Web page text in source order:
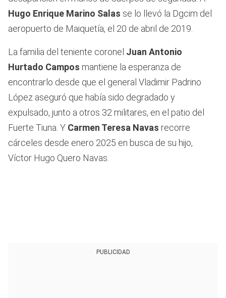
Hugo Enrique Marino Salas se lo llevó la Dgcim del
aeropuerto de Maiquetía, el 20 de abril de 2019.
La familia del teniente coronel Juan Antonio
Hurtado Campos mantiene la esperanza de
encontrarlo desde que el general Vladimir Padrino
López aseguró que había sido degradado y
expulsado, junto a otros 32 militares, en el patio del
Fuerte Tiuna. Y Carmen Teresa Navas recorre
cárceles desde enero 2025 en busca de su hijo,
Víctor Hugo Quero Navas.
PUBLICIDAD